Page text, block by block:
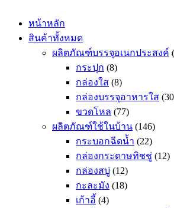
หน้าหลัก
สินค้าทั้งหมด
ผลิตภัณฑ์บรรจุอเนกประสงค์
กระปุก (8)
กล่องใส (8)
กล่องบรรจุอาหารใส
ขวดโหล (77)
ผลิตภัณฑ์ใช้ในบ้าน (146)
กระบอกฉีดน้ำ (22)
กล่องกระดาษทิชชู่ (12)
กล่องสบู่ (12)
กะละมัง (18)
เก้าอี้ (4)